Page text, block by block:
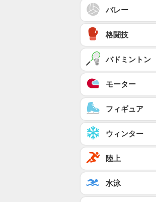
バレー
格闘技
バドミントン
モーター
フィギュア
ウィンター
陸上
水泳